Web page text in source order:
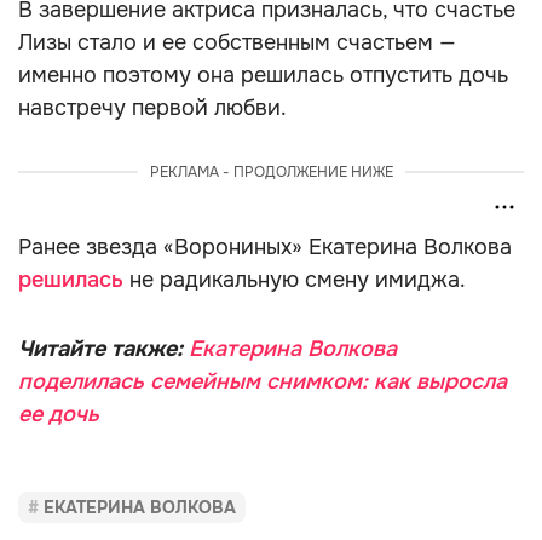
В завершение актриса призналась, что счастье
Лизы стало и ее собственным счастьем —
именно поэтому она решилась отпустить дочь
навстречу первой любви.
РЕКЛАМА - ПРОДОЛЖЕНИЕ НИЖЕ
Ранее звезда «Ворониных» Екатерина Волкова
решилась не радикальную смену имиджа.
Читайте также: Екатерина Волкова
поделилась семейным снимком: как выросла
ее дочь
ЕКАТЕРИНА ВОЛКОВА